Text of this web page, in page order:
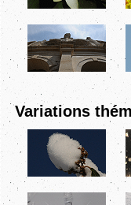
Variations